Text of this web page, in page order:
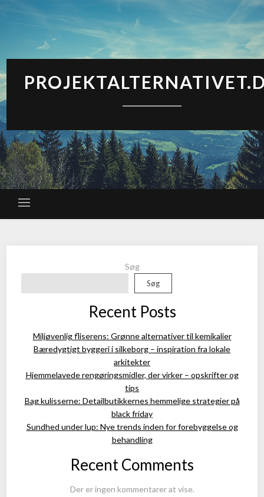
Søg
Søg
Recent Posts
Miljøvenlig fliserens: Grønne alternativer til kemikalier
Bæredygtigt byggeri i silkeborg – inspiration fra lokale
arkitekter
Hjemmelavede rengøringsmidler, der virker – opskrifter og
tips
Bag kulisserne: Detailbutikkernes hemmelige strategier på
black friday
Sundhed under lup: Nye trends inden for forebyggelse og
behandling
Recent Comments
Der er ingen kommentarer at vise.